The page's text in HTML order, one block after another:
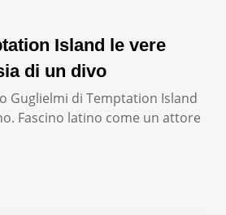
Island le vere
di un divo
Guglielmi di Temptation Island
Fascino latino come un attore